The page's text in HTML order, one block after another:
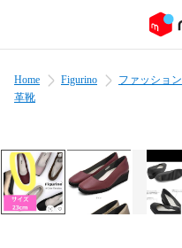
Home Figurino ファッション
革靴